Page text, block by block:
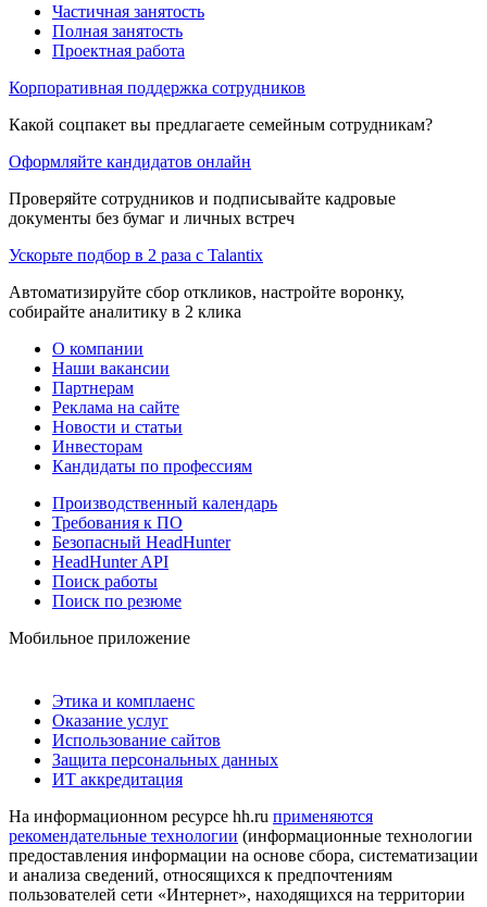
Частичная занятость
Полная занятость
Проектная работа
Корпоративная поддержка сотрудников
Какой соцпакет вы предлагаете семейным сотрудникам?
Оформляйте кандидатов онлайн
Проверяйте сотрудников и подписывайте кадровые
документы без бумаг и личных встреч
Ускорьте подбор в 2 раза с Talantix
Автоматизируйте сбор откликов, настройте воронку,
собирайте аналитику в 2 клика
О компании
Наши вакансии
Партнерам
Реклама на сайте
Новости и статьи
Инвесторам
Кандидаты по профессиям
Производственный календарь
Требования к ПО
Безопасный HeadHunter
HeadHunter API
Поиск работы
Поиск по резюме
Мобильное приложение
Этика и комплаенс
Оказание услуг
Использование сайтов
Защита персональных данных
ИТ аккредитация
На информационном ресурсе hh.ru применяются
рекомендательные технологии (информационные технологии
предоставления информации на основе сбора, систематизации
и анализа сведений, относящихся к предпочтениям
пользователей сети «Интернет», находящихся на территории